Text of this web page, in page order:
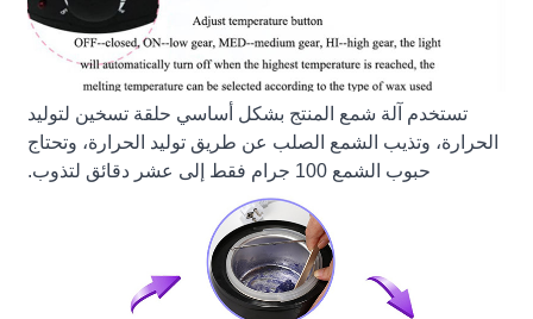
تستخدم آلة شمع المنتج بشكل أساسي حلقة تسخين لتوليد
الحرارة، وتذيب الشمع الصلب عن طريق توليد الحرارة، وتحتاج
حبوب الشمع 100 جرام فقط إلى عشر دقائق لتذوب.